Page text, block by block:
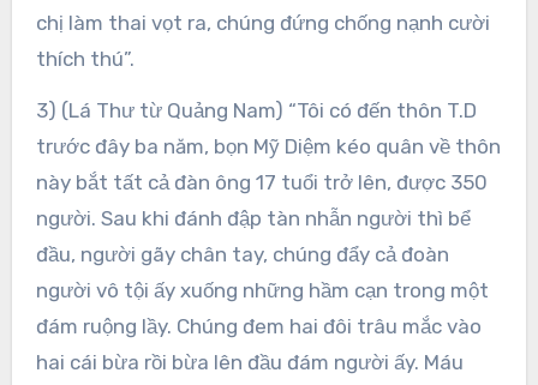
chị làm thai vọt ra, chúng đứng chống nạnh cười
thích thú”.
3) (Lá Thư từ Quảng Nam) “Tôi có đến thôn T.D
trước đây ba năm, bọn Mỹ Diệm kéo quân về thôn
này bắt tất cả đàn ông 17 tuổi trở lên, được 350
người. Sau khi đánh đập tàn nhẫn người thì bể
đầu, người gãy chân tay, chúng đẩy cả đoàn
người vô tội ấy xuống những hầm cạn trong một
đám ruộng lầy. Chúng đem hai đôi trâu mắc vào
hai cái bừa rồi bừa lên đầu đám người ấy. Máu